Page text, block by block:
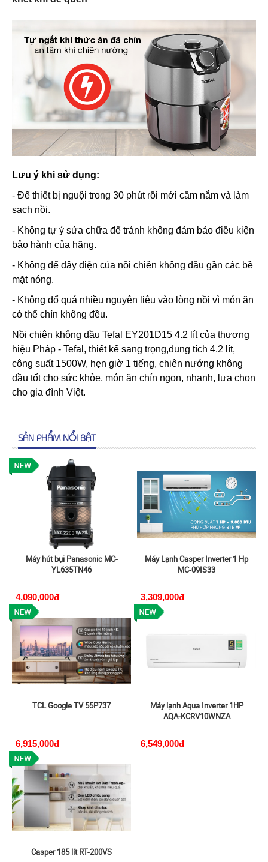
Lưu ý khi sử dụng:
- Để thiết bị nguội trong 30 phút rồi mới cầm nắm và làm
sạch nồi.
- Không tự ý sửa chữa để tránh không đảm bảo điều kiện
bảo hành của hãng.
- Không để dây điện của nồi chiên không dầu gần các bề
mặt nóng.
- Không đổ quá nhiều nguyên liệu vào lòng nồi vì món ăn
có thể chín không đều.
Nồi chiên không dầu Tefal EY201D15 4.2 lít của thương
hiệu Pháp - Tefal, thiết kế sang trọng,dung tích 4.2 lít,
công suất 1500W, hẹn giờ 1 tiếng, chiên nướng không
dầu tốt cho sức khỏe, món ăn chín ngon, nhanh, lựa chọn
cho gia đình Việt.
SẢN PHẨM NỔI BẬT
Máy hút bụi Panasonic MC-
YL635TN46
4,090,000đ
Máy Lạnh Casper Inverter 1 Hp
MC-09IS33
3,309,000đ
TCL Google TV 55P737
6,915,000đ
Máy lạnh Aqua Inverter 1HP
AQA-KCRV10WNZA
6,549,000đ
Casper 185 lít RT-200VS